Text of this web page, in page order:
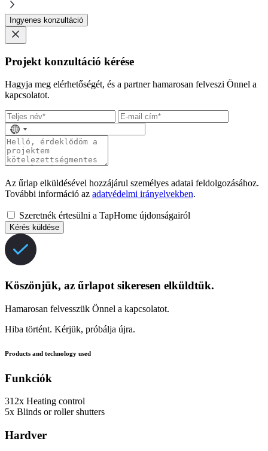
Ingyenes konzultáció
Projekt konzultáció kérése
Hagyja meg elérhetőségét, és a partner hamarosan felveszi Önnel a
kapcsolatot.
Az űrlap elküldésével hozzájárul személyes adatai feldolgozásához.
További információ az adatvédelmi irányelvekben.
Szeretnék értesülni a TapHome újdonságairól
Kérés küldése
Köszönjük, az űrlapot sikeresen elküldtük.
Hamarosan felvesszük Önnel a kapcsolatot.
Hiba történt. Kérjük, próbálja újra.
Products and technology used
Funkciók
312x Heating control
5x Blinds or roller shutters
Hardver